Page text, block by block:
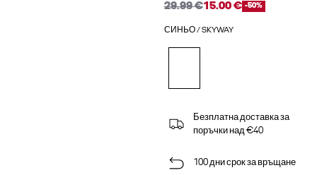
29.99 €15.00 € -50%
СИНЬО / SKYWAY
Безплатна доставка за
поръчки над €40
100 дни срок за връщане